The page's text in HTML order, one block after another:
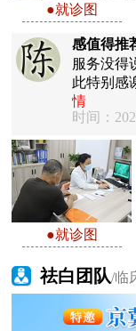
●就诊图
感值得推
服务没得
此特别
情
时间：
●就诊图
祛白团队/临